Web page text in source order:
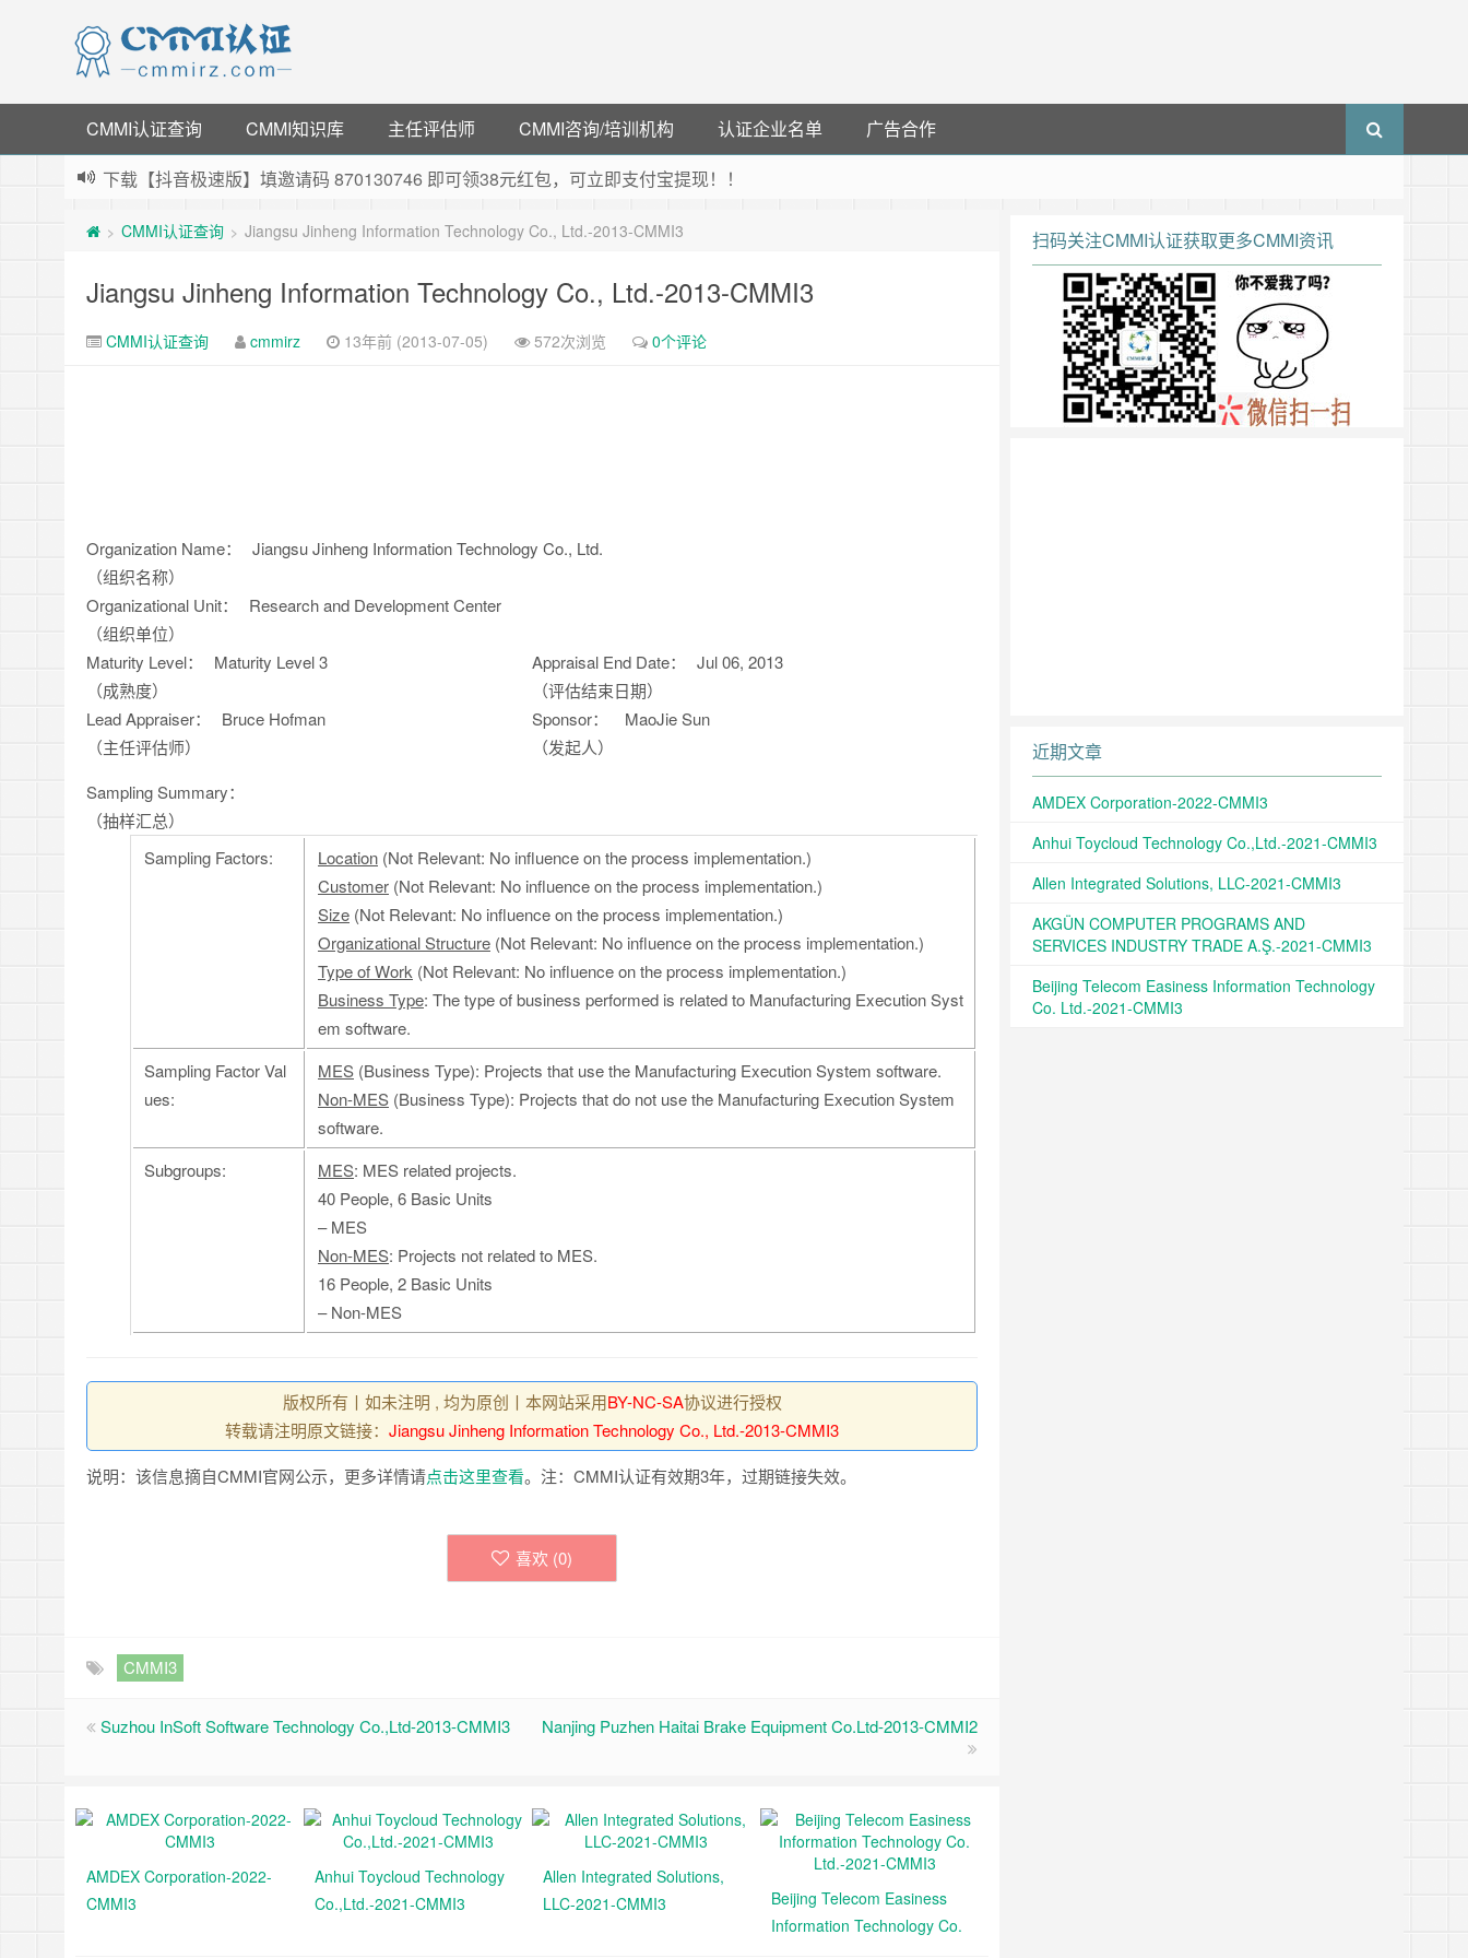
CMMI认证查询 CMMI知识库 主任评估师 CMMI咨询/培训机构 认证企业名单
广告合作
下载【抖音极速版】填邀请码 870130746 即可领38元红包，可立即支付宝提现！！
指定云产品最高¥2000元代金券（限新用户） ， 猛戳抢购阿里云主机
老薛主机-优质海外主机服务商，猛戳抢购，推荐码codebye 可享25%折扣
> CMMI认证查询 > Jiangsu Jinheng Information Technology Co., Ltd.-2013-CMMI3
Jiangsu Jinheng Information Technology Co., Ltd.-2013-CMMI3
CMMI认证查询 cmmirz 13年前 (2013-07-05) 572次浏览 0个评论
Organization Name：
（组织名称）
Jiangsu Jinheng Information Technology Co., Ltd.
Organizational Unit：
（组织单位）
Research and Development Center
Maturity Level：
（成熟度）
Maturity Level 3
Appraisal End Date：
（评估结束日期）
Jul 06, 2013
Lead Appraiser：
（主任评估师）
Bruce Hofman
Sponsor：
（发起人）
MaoJie Sun
Sampling Summary：
（抽样汇总）
Sampling Factors:
Location (Not Relevant: No influence on the process implementation.)
Customer (Not Relevant: No influence on the process implementation.)
Size (Not Relevant: No influence on the process implementation.)
Organizational Structure (Not Relevant: No influence on the process implementation.)
Type of Work (Not Relevant: No influence on the process implementation.)
Business Type: The type of business performed is related to Manufacturing Execution Syst
em software.
Sampling Factor Val
ues:
MES (Business Type): Projects that use the Manufacturing Execution System software.
Non-MES (Business Type): Projects that do not use the Manufacturing Execution System
software.
Subgroups:
MES: MES related projects.
40 People, 6 Basic Units
– MES
Non-MES: Projects not related to MES.
16 People, 2 Basic Units
– Non-MES
版权所有丨如未注明 , 均为原创丨本网站采用BY-NC-SA协议进行授权
转载请注明原文链接： Jiangsu Jinheng Information Technology Co., Ltd.-2013-CMMI3
说明：该信息摘自CMMI官网公示，更多详情请点击这里查看。注：CMMI认证有效期3年，过期链接失效。
喜欢 (0)
CMMI3
Suzhou InSoft Software Technology Co.,Ltd-2013-CMMI3 Nanjing Puzhen Haitai Brake Equipment Co.Ltd-2013-CMMI2
AMDEX Corporation-2022-
CMMI3
Anhui Toycloud Technology
Co.,Ltd.-2021-CMMI3
Allen Integrated Solutions,
LLC-2021-CMMI3
Beijing Telecom Easiness
Information Technology Co.
扫码关注CMMI认证获取更多CMMI资讯
近期文章
AMDEX Corporation-2022-CMMI3
Anhui Toycloud Technology Co.,Ltd.-2021-CMMI3
Allen Integrated Solutions, LLC-2021-CMMI3
AKGÜN COMPUTER PROGRAMS AND
SERVICES INDUSTRY TRADE A.Ş.-2021-CMMI3
Beijing Telecom Easiness Information Technology
Co. Ltd.-2021-CMMI3